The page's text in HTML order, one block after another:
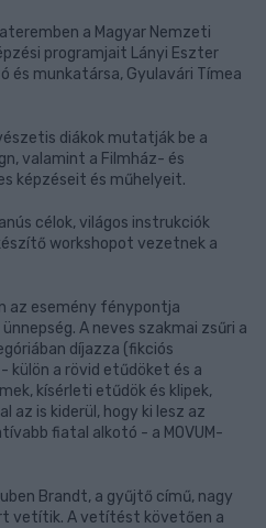
a Magyar Nemzeti
programjait Lányi Eszter
és munkatársa, Gyulavári Tímea
diákok mutatják be a
valamint a Filmház- és
képzéseit és műhelyeit.
célok, világos instrukciók
workshopot vezetnek a
az esemény fénypontja
A neves szakmai zsűri a
díjazza (fikciós
külön a rövid etűdöket és a
kísérleti etűdök és klipek,
is kiderül, hogy ki lesz az
fiatal alkotó - a MOVUM-
Brandt, a gyűjtő című, nagy
vetítik. A vetítést követően a